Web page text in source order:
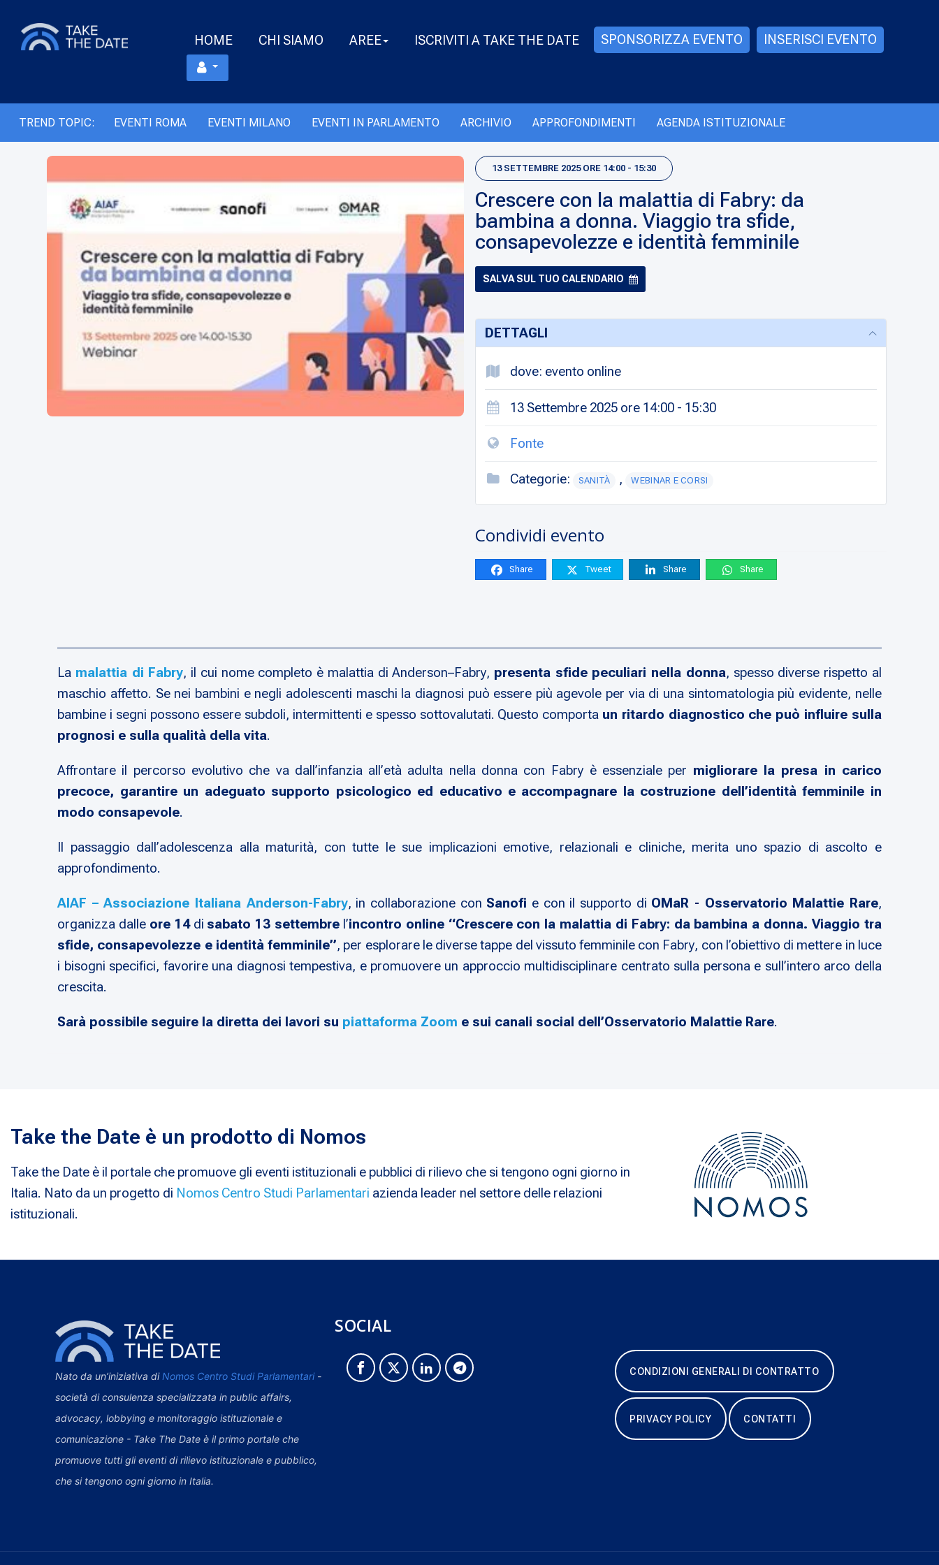
HOME CHI SIAMO AREE ISCRIVITI A TAKE THE DATE SPONSORIZZA EVENTO INSERISCI EVENTO
TREND TOPIC: EVENTI ROMA EVENTI MILANO EVENTI IN PARLAMENTO ARCHIVIO APPROFONDIMENTI AGENDA ISTITUZIONALE
13 SETTEMBRE 2025 ORE 14:00 - 15:30
Crescere con la malattia di Fabry: da
bambina a donna. Viaggio tra sfide,
consapevolezze e identità femminile
SALVA SUL TUO CALENDARIO
DETTAGLI
dove: evento online
13 Settembre 2025 ore 14:00 - 15:30
Fonte
Categorie: SANITÀ , WEBINAR E CORSI
Condividi evento
Share Tweet Share Share
La malattia di Fabry, il cui nome completo è malattia di Anderson–Fabry, presenta sfide peculiari nella donna, spesso diverse rispetto al
maschio affetto. Se nei bambini e negli adolescenti maschi la diagnosi può essere più agevole per via di una sintomatologia più evidente, nelle
bambine i segni possono essere subdoli, intermittenti e spesso sottovalutati. Questo comporta un ritardo diagnostico che può influire sulla
prognosi e sulla qualità della vita.
Affrontare il percorso evolutivo che va dall’infanzia all’età adulta nella donna con Fabry è essenziale per migliorare la presa in carico
precoce, garantire un adeguato supporto psicologico ed educativo e accompagnare la costruzione dell’identità femminile in
modo consapevole.
Il passaggio dall’adolescenza alla maturità, con tutte le sue implicazioni emotive, relazionali e cliniche, merita uno spazio di ascolto e
approfondimento.
AIAF – Associazione Italiana Anderson-Fabry, in collaborazione con Sanofi e con il supporto di OMaR - Osservatorio Malattie Rare,
organizza dalle ore 14di sabato 13 settembre l’incontro online “Crescere con la malattia di Fabry: da bambina a donna. Viaggio tra
sfide, consapevolezze e identità femminile”, per esplorare le diverse tappe del vissuto femminile con Fabry, con l’obiettivo di mettere in luce
i bisogni specifici, favorire una diagnosi tempestiva, e promuovere un approccio multidisciplinare centrato sulla persona e sull’intero arco della
crescita.
Sarà possibile seguire la diretta dei lavori su piattaforma Zoom e sui canali social dell’Osservatorio Malattie Rare.
Take the Date è un prodotto di Nomos
Take the Date è il portale che promuove gli eventi istituzionali e pubblici di rilievo che si tengono ogni giorno in
Italia. Nato da un progetto di Nomos Centro Studi Parlamentari azienda leader nel settore delle relazioni
istituzionali.
Nato da un’iniziativa di Nomos Centro Studi Parlamentari-
società di consulenza specializzata in public affairs,
advocacy, lobbying e monitoraggio istituzionale e
comunicazione - Take The Date è il primo portale che
promuove tutti gli eventi di rilievo istituzionale e pubblico,
che si tengono ogni giorno in Italia.
SOCIAL
CONDIZIONI GENERALI DI CONTRATTO
PRIVACY POLICY CONTATTI